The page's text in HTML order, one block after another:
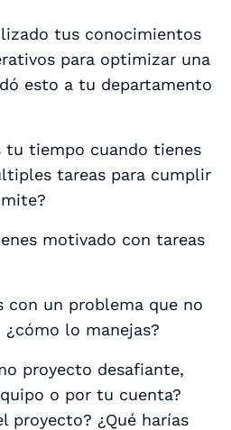
tus conocimientos
para optimizar una
esto a tu departamento
tu tiempo cuando tienes
tareas para cumplir
motivado con tareas
con un problema que no
¿cómo lo manejas?
proyecto desafiante,
o por tu cuenta?
proyecto? ¿Qué harías